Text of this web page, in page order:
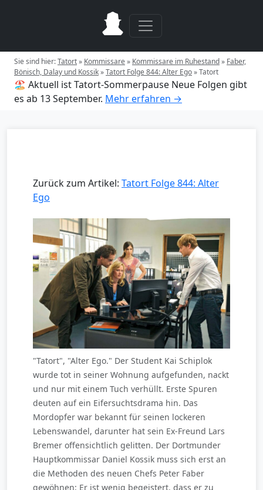
Sie sind hier:Tatort» Kommissare» Kommissare im Ruhestand» Faber,
Bönisch, Dalay und Kossik»Tatort Folge 844: Alter Ego»Tatort
🏖️ Aktuell ist Tatort-Sommerpause Neue Folgen gibt
es ab 13 September. Mehr erfahren →
Zurück zum Artikel: Tatort Folge 844: Alter
Ego
"Tatort", "Alter Ego." Der Student Kai Schiplok
wurde tot in seiner Wohnung aufgefunden, nackt
und nur mit einem Tuch verhüllt. Erste Spuren
deuten auf ein Eifersuchtsdrama hin. Das
Mordopfer war bekannt für seinen lockeren
Lebenswandel, darunter hat sein Ex-Freund Lars
Bremer offensichtlich gelitten. Der Dortmunder
Hauptkommissar Daniel Kossik muss sich erst an
die Methoden des neuen Chefs Peter Faber
gewöhnen: Er ist wenig begeistert, dass er zu